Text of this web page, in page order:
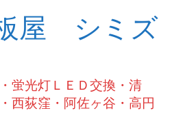
屋 シミズ
蛍光灯ＬＥＤ交換・清
西荻窪・阿佐ヶ谷・高円